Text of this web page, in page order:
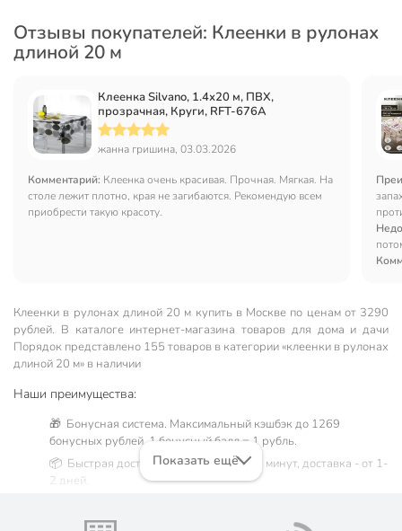
Отзывы покупателей: Клеенки в рулонах
длиной 20 м
Клеенка Silvano, 1.4х20 м, ПВХ,
прозрачная, Круги, RFT-676A
жанна гришина, 03.03.2026
Комментарий: Клеенка очень красивая. Прочная. Мягкая. На
столе лежит плотно, края не загибаются. Рекомендую всем
приобрести такую красоту.
Клеенки в рулонах длиной 20 м купить в Москве по ценам от 3290
рублей. В каталоге интернет-магазина товаров для дома и дачи
Порядок представлено 155 товаров в категории «клеенки в рулонах
длиной 20 м» в наличии
Наши преимущества:
🎁 Бонусная система. Максимальный кэшбэк до 1269
бонусных рублей, 1 бонусный балл = 1 рубль.
📦 Быстрая доставка. Самовывоз от 60 минут, доставка - от 1-
2 дней.
Жители Московской области могут сделать заказ и оплатить
Показать ещё